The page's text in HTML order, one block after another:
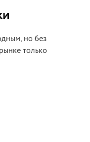
но без
только